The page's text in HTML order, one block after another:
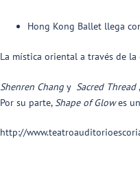
Hong Kong Ballet llega
La mística oriental a través de la
Shenren Chang y Sacred Thread
Por su parte, Shape of Glowes
http://